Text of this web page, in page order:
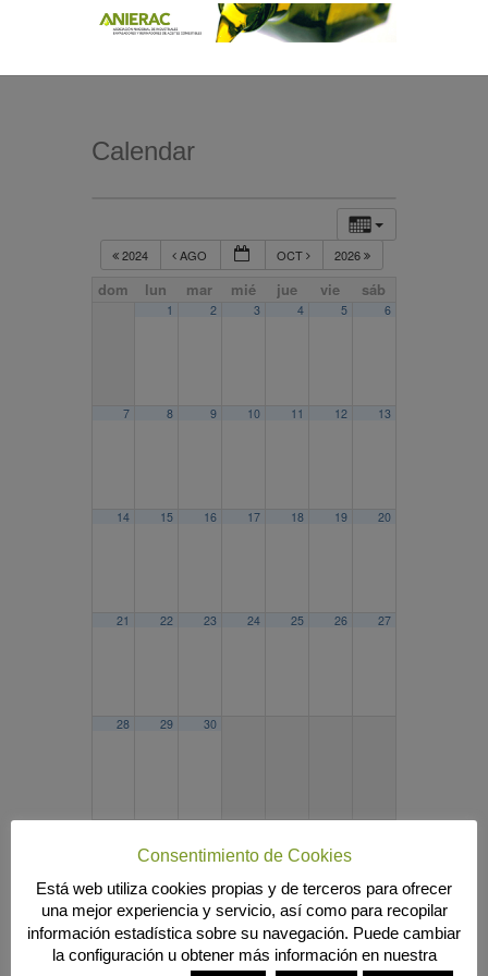
Calendar
2024 AGO OCT 2026
dom lun mar mié jue vie sáb
1 2 3 4 5 6
7 8 9 10 11 12 13
14 15 16 17 18 19 20
21 22 23 24 25 26 27
28 29 30
Búsqueda
MENÚ PRINCIPAL
Consentimiento de Cookies
Está web utiliza cookies propias y de terceros para ofrecer
una mejor experiencia y servicio, así como para recopilar
información estadística sobre su navegación. Puede cambiar
la configuración u obtener más información en nuestra